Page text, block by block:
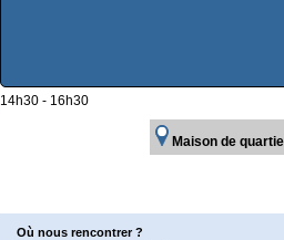
14h30 - 16h30
Maison de
Où nous rencontrer ?